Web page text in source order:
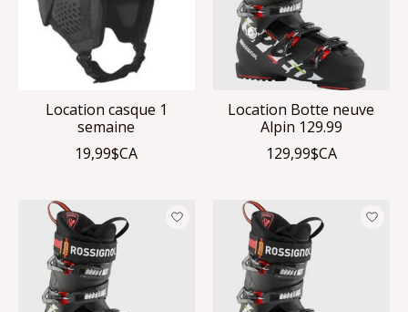
Location casque 1
semaine
19,99$CA
Location Botte neuve
Alpin 129.99
129,99$CA